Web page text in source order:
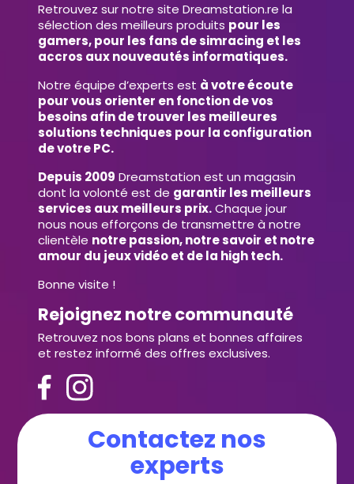
Retrouvez sur notre site Dreamstation.re la
sélection des meilleurs produits pour les
gamers, pour les fans de simracing et les
accros aux nouveautés informatiques.
Notre équipe d’experts est à votre écoute
pour vous orienter en fonction de vos
besoins afin de trouver les meilleures
solutions techniques pour la configuration
de votre PC.
Depuis 2009 Dreamstation est un magasin
dont la volonté est de garantir les meilleurs
services aux meilleurs prix.Chaque jour
nous nous efforçons de transmettre à notre
clientèle notre passion, notre savoir et notre
amour du jeux vidéo et de la high tech.
Bonne visite !
Rejoignez notre communauté
Retrouvez nos bons plans et bonnes affaires
et restez informé des offres exclusives.
Contactez nos
experts